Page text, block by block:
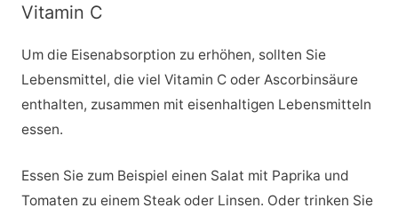
Vitamin C
Um die Eisenabsorption zu erhöhen, sollten Sie
Lebensmittel, die viel Vitamin C oder Ascorbinsäure
enthalten, zusammen mit eisenhaltigen Lebensmitteln
essen.
Essen Sie zum Beispiel einen Salat mit Paprika und
Tomaten zu einem Steak oder Linsen. Oder trinken Sie